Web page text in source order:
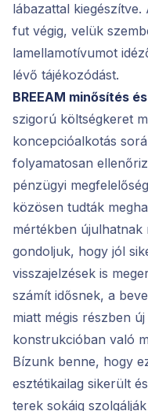
lábazattal
fut végig, velük
lamellamotívumot
lévő tájékozódást.
BREEAM minősítés
szigorú költségkeret
koncepcióalkotás
folyamatosan
pénzügyi
közösen tudták
mértékben újulhatnak
gondoljuk, hogy jól
visszajelzések is
számít idősnek, a
miatt mégis részben
konstrukcióban való
Bízunk benne, hogy
esztétikailag sikerült
terek sokáig